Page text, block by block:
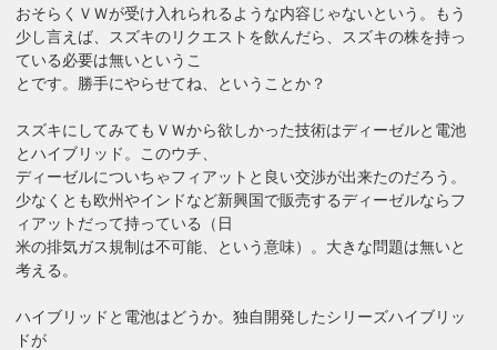
おそらくＶＷが受け入れられるような内容じゃないという。もう
少し言えば、スズキのリクエストを飲んだら、スズキの株を持っ
ている必要は無いというこ
とです。勝手にやらせてね、ということか？
スズキにしてみてもＶＷから欲しかった技術はディーゼルと電池
とハイブリッド。このウチ、
ディーゼルについちゃフィアットと良い交渉が出来たのだろう。
少なくとも欧州やインドなど新興国で販売するディーゼルならフ
ィアットだって持っている（日
米の排気ガス規制は不可能、という意味）。大きな問題は無いと
考える。
ハイブリッドと電池はどうか。独自開発したシリーズハイブリッ
ドが